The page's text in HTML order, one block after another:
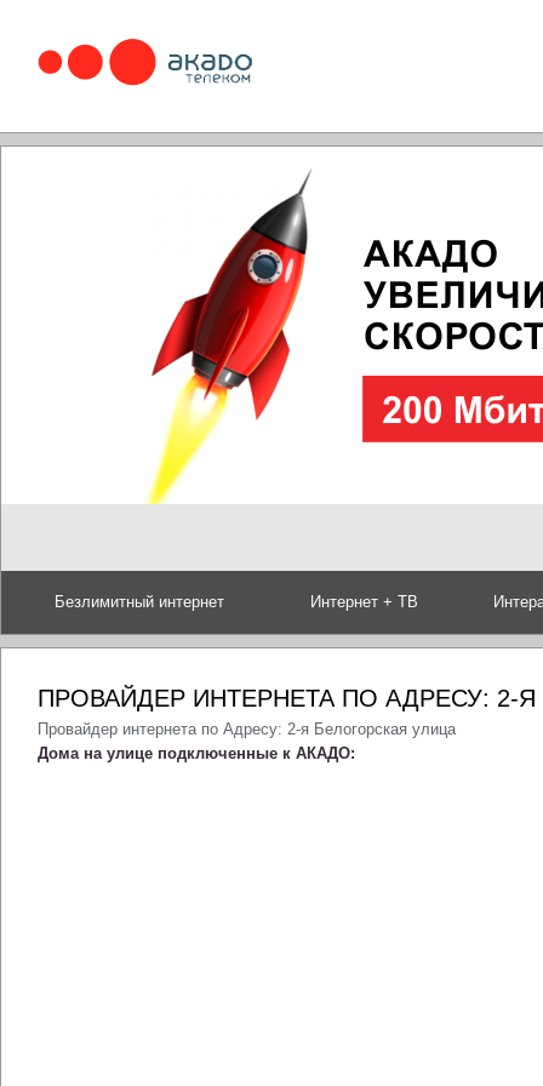
Безлимитный интернет Интернет + ТВ
ПРОВАЙДЕР ИНТЕРНЕТА ПО АДРЕСУ: 2-
Провайдер интернета по Адресу: 2-я Белогорская улица
Дома на улице подключенные к АКАДО: